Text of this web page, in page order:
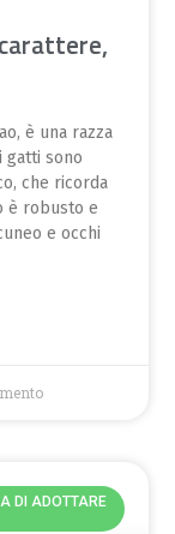
è una razza
gatti sono
che ricorda
è robusto e
e occhi
DI ADOTTARE